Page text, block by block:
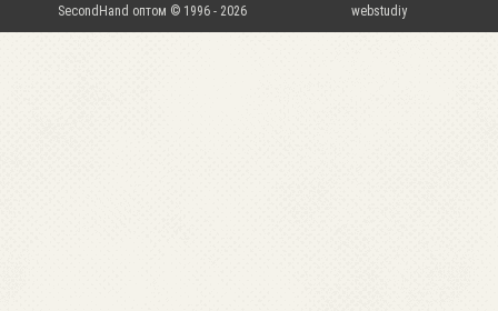
SecondHand оптом © 1996 - 2026 webstudiy